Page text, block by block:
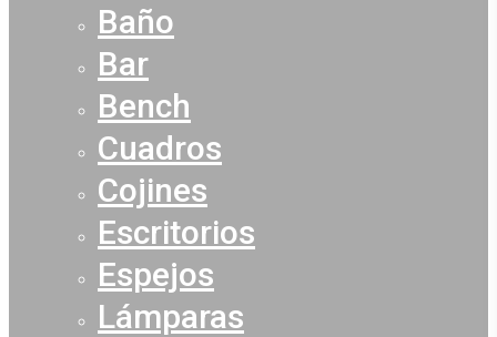
Baño
Bar
Bench
Cuadros
Cojines
Escritorios
Espejos
Lámparas